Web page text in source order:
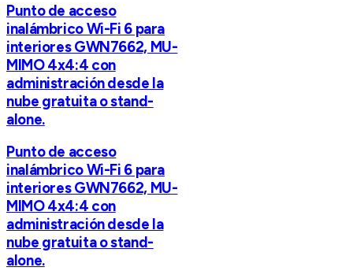
Punto de acceso
inalámbrico Wi-Fi 6 para
interiores GWN7662, MU-
MIMO 4x4:4 con
administración desde la
nube gratuita o stand-
alone.
Punto de acceso
inalámbrico Wi-Fi 6 para
interiores GWN7662, MU-
MIMO 4x4:4 con
administración desde la
nube gratuita o stand-
alone.